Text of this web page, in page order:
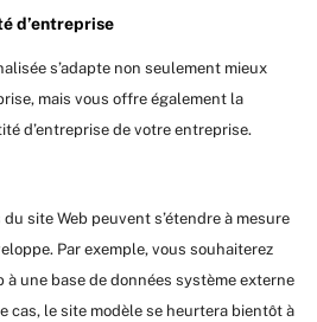
d’entreprise
s’adapte non seulement mieux
mais vous offre également la
d’entreprise de votre entreprise.
site Web peuvent s’étendre à mesure
Par exemple, vous souhaiterez
une base de données système externe
cas, le site modèle se heurtera bientôt à